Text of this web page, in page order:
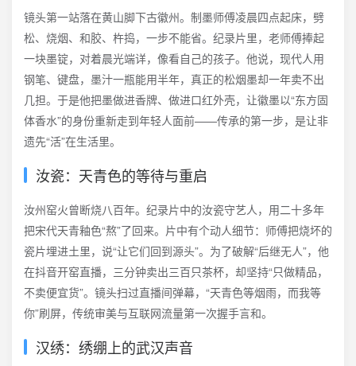
镜头第一站落在黄山脚下古徽州。制墨师傅凌晨四点起床，劈
松、烧烟、和胶、杵捣，一步不能省。纪录片里，老师傅捧起
一块墨锭，对着晨光端详，像看自己的孩子。他说，现代人用
钢笔、键盘，墨汁一瓶能用半年，真正的松烟墨却一年卖不出
几担。于是他把墨做进香牌、做进口红外壳，让徽墨以“东方固
体香水”的身份重新走到年轻人面前——传承的第一步，是让非
遗先“活”在生活里。
汝瓷：天青色的等待与重启
汝州窑火曾断烧八百年。纪录片中的汝瓷守艺人，用二十多年
把宋代天青釉色“熬”了回来。片中有个动人细节：师傅把烧坏的
瓷片埋进土里，说“让它们回到源头”。为了破解“后继无人”，他
在抖音开窑直播，三分钟卖出三百只茶杯，却坚持“只做精品，
不卖便宜货”。镜头扫过直播间弹幕，“天青色等烟雨，而我等
你”刷屏，传统审美与互联网流量第一次握手言和。
汉绣：绣绷上的武汉声音